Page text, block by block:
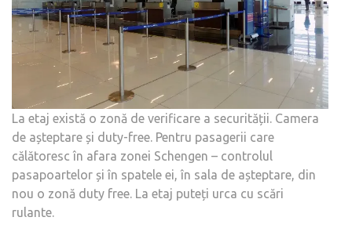
La etaj există o zonă de verificare a securității. Camera
de așteptare și duty-free. Pentru pasagerii care
călătoresc în afara zonei Schengen – controlul
pasapoartelor și în spatele ei, în sala de așteptare, din
nou o zonă duty free. La etaj puteți urca cu scări
rulante.